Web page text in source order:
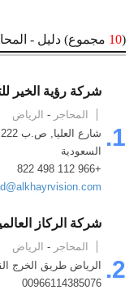
(
10 مجموع) دليل -
1.
شركة رؤية الخير
المحاجر - الرياض
السعودية
+966 112 498 822
2.
شركة الركاز
المحاجر - الرياض
الرياض طريق الخرج
00966114385076